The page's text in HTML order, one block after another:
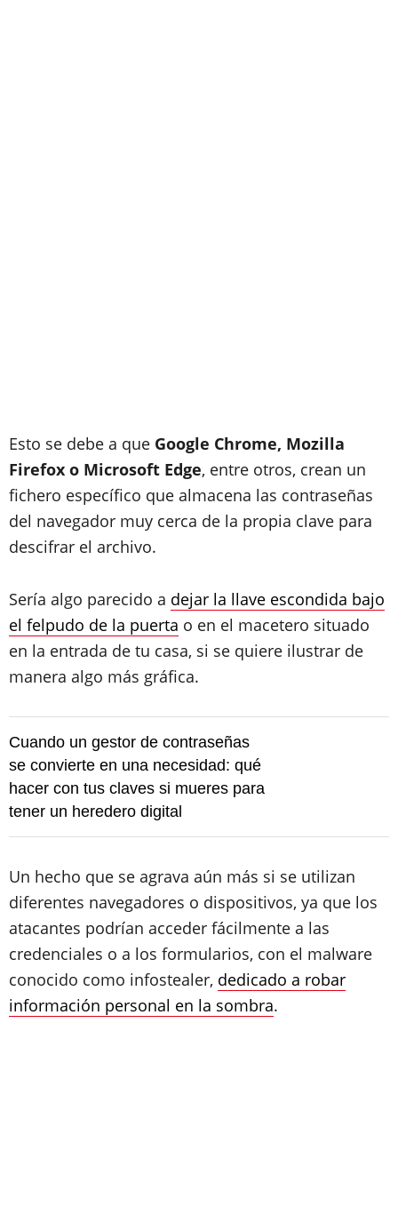
Esto se debe a que Google Chrome, Mozilla
Firefox o Microsoft Edge, entre otros, crean un
fichero específico que almacena las contraseñas
del navegador muy cerca de la propia clave para
descifrar el archivo.
Sería algo parecido a dejar la llave escondida bajo
el felpudo de la puerta o en el macetero situado
en la entrada de tu casa, si se quiere ilustrar de
manera algo más gráfica.
Cuando un gestor de contraseñas
se convierte en una necesidad: qué
hacer con tus claves si mueres para
tener un heredero digital
Un hecho que se agrava aún más si se utilizan
diferentes navegadores o dispositivos, ya que los
atacantes podrían acceder fácilmente a las
credenciales o a los formularios, con el malware
conocido como infostealer, dedicado a robar
información personal en la sombra.